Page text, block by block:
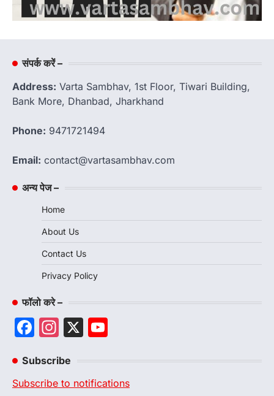
संपर्क करें –
Address: Varta Sambhav, 1st Floor, Tiwari Building,
Bank More, Dhanbad, Jharkhand
Phone: 9471721494
Email: contact@vartasambhav.com
अन्य पेज –
Home
About Us
Contact Us
Privacy Policy
फॉलो करे –
Facebook
Instagram
X
Subscribe
Subscribe to notifications